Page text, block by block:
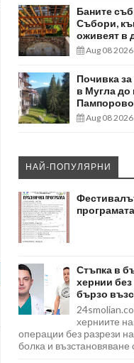
Баните
Събори,
оживеят в
Aug 08 2026
Почивка
в Мугла до
Aug 08 2026
НАЙ-ПОПУЛЯРНИ
програмата
Стъпка в
хернии без
бързо
херниите
операции без разрези
болка и възстановяване